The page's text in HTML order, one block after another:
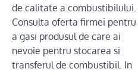
de calitate a combustibilului.
Consulta oferta firmei pentru
a gasi produsul de care ai
nevoie pentru stocarea si
transferul de combustibil. In